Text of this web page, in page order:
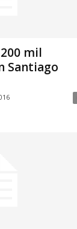
mil
Santiago